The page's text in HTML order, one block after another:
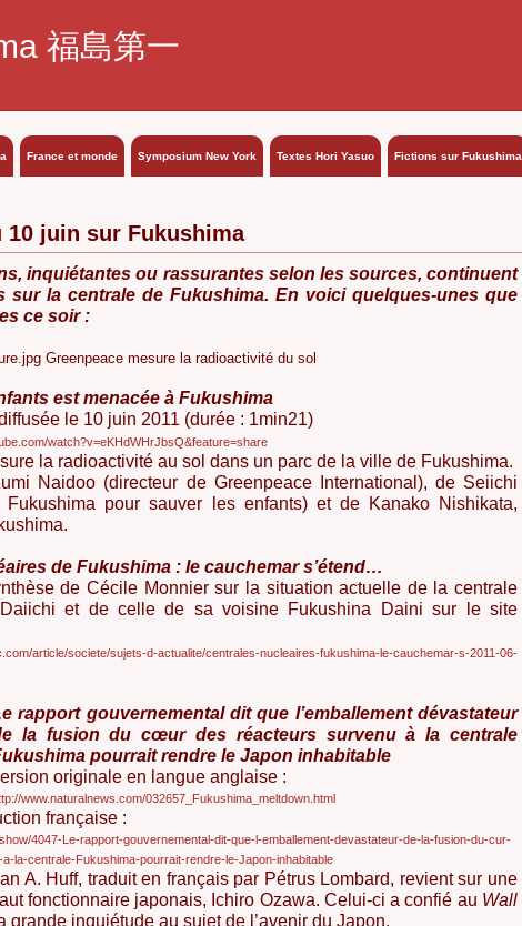
福島第一
France et monde Symposium New York Textes Hori Yasuo Fictions sur Fukushima
10 juin sur Fukushima
inquiétantes ou rassurantes selon les sources, continuent
sur la centrale de Fukushima. En voici quelques-unes que
ce soir :
Greenpeace mesure la radioactivité du sol
est menacée à Fukushima
le 10 juin 2011 (durée : 1min21)
watch?v=eKHdWHrJbsQ&feature=share
la radioactivité au sol dans un parc de la ville de Fukushima.
Naidoo (directeur de Greenpeace International), de Seiichi
Fukushima pour sauver les enfants) et de Kanako Nishikata,
de Fukushima : le cauchemar s’étend…
de Cécile Monnier sur la situation actuelle de la centrale
et de celle de sa voisine Fukushina Daini sur le site
article/societe/sujets-d-actualite/centrales-nucleaires-fukushima-le-cauchemar-s-2011-06-
rapport gouvernemental dit que l’emballement dévastateur
la fusion du cœur des réacteurs survenu à la centrale
pourrait rendre le Japon inhabitable
originale en langue anglaise :
www.naturalnews.com/032657_Fukushima_meltdown.html
française :
4047-Le-rapport-gouvernemental-dit-que-l-emballement-devastateur-de-la-fusion-du-cur-
la-centrale-Fukushima-pourrait-rendre-le-Japon-inhabitable
A. Huff, traduit en français par Pétrus Lombard, revient sur une
fonctionnaire japonais, Ichiro Ozawa. Celui-ci a confié au Wall
grande inquiétude au sujet de l’avenir du Japon.